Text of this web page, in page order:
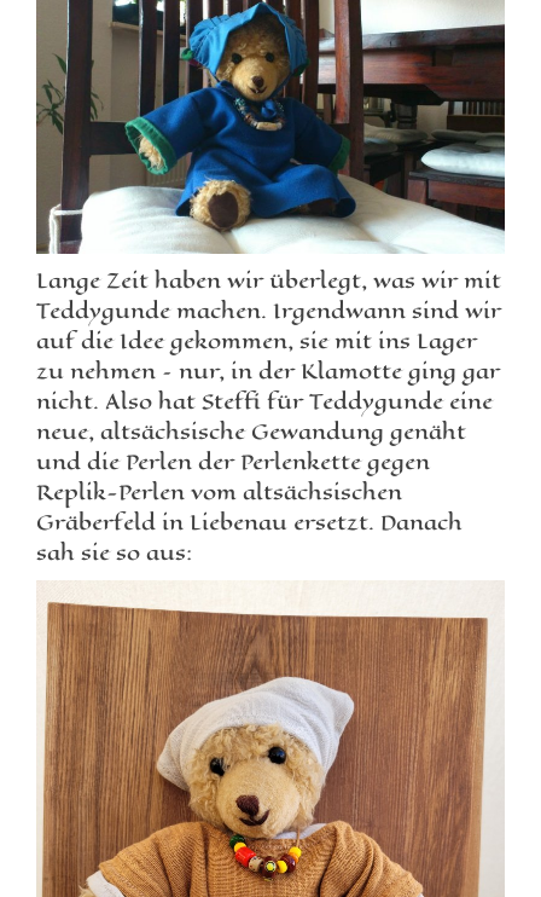
Lange Zeit haben wir überlegt, was wir mit
Teddygunde machen. Irgendwann sind wir
auf die Idee gekommen, sie mit ins Lager
zu nehmen – nur, in der Klamotte ging gar
nicht. Also hat Steffi für Teddygunde eine
neue, altsächsische Gewandung genäht
und die Perlen der Perlenkette gegen
Replik-Perlen vom altsächsischen
Gräberfeld in Liebenau ersetzt. Danach
sah sie so aus: